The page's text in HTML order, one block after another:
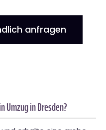
anfragen
Umzug in Dresden?